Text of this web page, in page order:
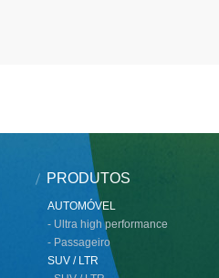
PRODUTOS
AUTOMÓVEL
- Ultra high performance
- Passageiro
SUV / LTR